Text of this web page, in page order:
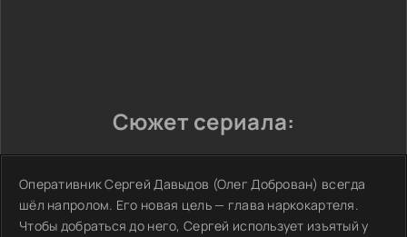
Сюжет сериала:
Оперативник Сергей Давыдов (Олег Доброван) всегда
шёл напролом. Его новая цель — глава наркокартеля.
Чтобы добраться до него, Сергей использует изъятый у